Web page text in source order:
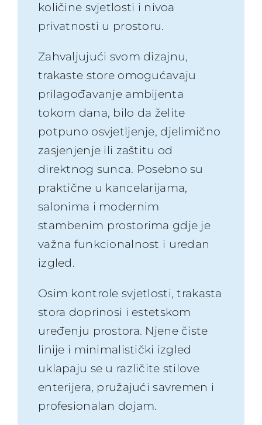
količine svjetlosti i nivoa
privatnosti u prostoru.
Zahvaljujući svom dizajnu,
trakaste store omogućavaju
prilagođavanje ambijenta
tokom dana, bilo da želite
potpuno osvjetljenje, djelimično
zasjenjenje ili zaštitu od
direktnog sunca. Posebno su
praktične u kancelarijama,
salonima i modernim
stambenim prostorima gdje je
važna funkcionalnost i uredan
izgled.
Osim kontrole svjetlosti, trakasta
stora doprinosi i estetskom
uređenju prostora. Njene čiste
linije i minimalistički izgled
uklapaju se u različite stilove
enterijera, pružajući savremen i
profesionalan dojam.